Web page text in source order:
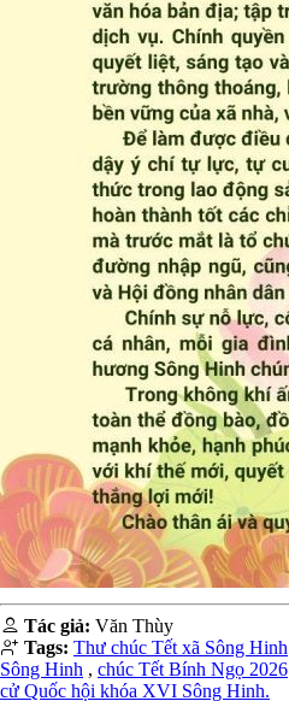
Tác giả: Văn Thùy
Tags: Thư chúc Tết xã Sông Hinh
Sông Hinh , chúc Tết Bính Ngọ 2026
cử Quốc hội khóa XVI Sông Hinh.